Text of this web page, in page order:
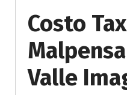
Costo
Valle